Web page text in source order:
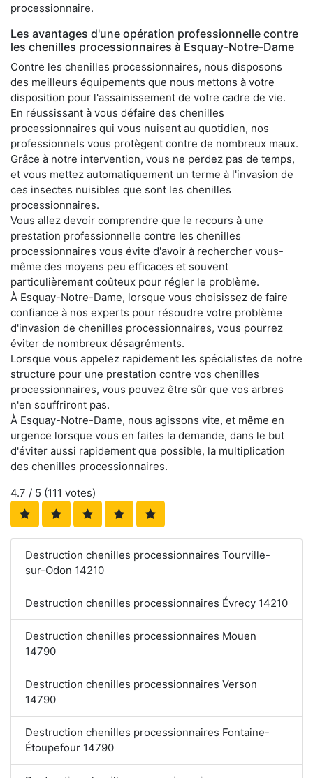
processionnaire.
Les avantages d'une opération professionnelle contre
les chenilles processionnaires à Esquay-Notre-Dame
Contre les chenilles processionnaires, nous disposons
des meilleurs équipements que nous mettons à votre
disposition pour l'assainissement de votre cadre de vie.
En réussissant à vous défaire des chenilles
processionnaires qui vous nuisent au quotidien, nos
professionnels vous protègent contre de nombreux maux.
Grâce à notre intervention, vous ne perdez pas de temps,
et vous mettez automatiquement un terme à l'invasion de
ces insectes nuisibles que sont les chenilles
processionnaires.
Vous allez devoir comprendre que le recours à une
prestation professionnelle contre les chenilles
processionnaires vous évite d'avoir à rechercher vous-
même des moyens peu efficaces et souvent
particulièrement coûteux pour régler le problème.
À Esquay-Notre-Dame, lorsque vous choisissez de faire
confiance à nos experts pour résoudre votre problème
d'invasion de chenilles processionnaires, vous pourrez
éviter de nombreux désagréments.
Lorsque vous appelez rapidement les spécialistes de notre
structure pour une prestation contre vos chenilles
processionnaires, vous pouvez être sûr que vos arbres
n'en souffriront pas.
À Esquay-Notre-Dame, nous agissons vite, et même en
urgence lorsque vous en faites la demande, dans le but
d'éviter aussi rapidement que possible, la multiplication
des chenilles processionnaires.
4.7 / 5 (111 votes)
Destruction chenilles processionnaires Tourville-
sur-Odon 14210
Destruction chenilles processionnaires Évrecy 14210
Destruction chenilles processionnaires Mouen
14790
Destruction chenilles processionnaires Verson
14790
Destruction chenilles processionnaires Fontaine-
Étoupefour 14790